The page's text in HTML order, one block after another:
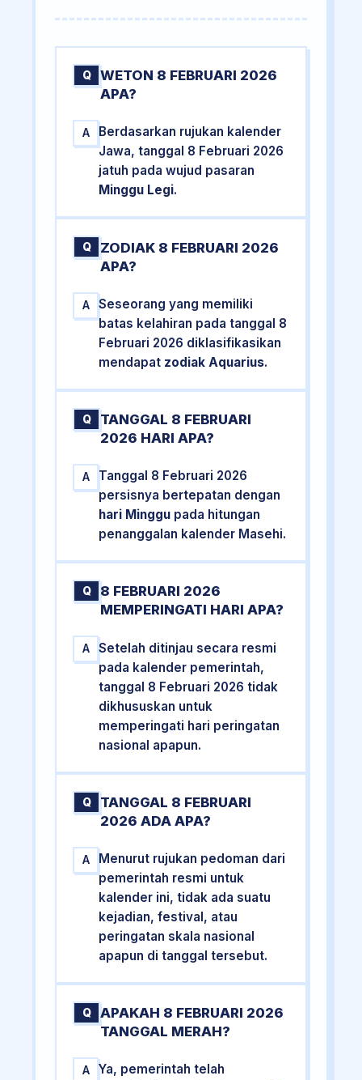
Q
WETON 8 FEBRUARI 2026
APA?
A
Berdasarkan rujukan kalender
Jawa, tanggal 8 Februari 2026
jatuh pada wujud pasaran
Minggu Legi.
Q
ZODIAK 8 FEBRUARI 2026
APA?
A
Seseorang yang memiliki
batas kelahiran pada tanggal 8
Februari 2026 diklasifikasikan
mendapat zodiak Aquarius.
Q
TANGGAL 8 FEBRUARI
2026 HARI APA?
A
Tanggal 8 Februari 2026
persisnya bertepatan dengan
hari Minggu pada hitungan
penanggalan kalender Masehi.
Q
8 FEBRUARI 2026
MEMPERINGATI HARI APA?
A
Setelah ditinjau secara resmi
pada kalender pemerintah,
tanggal 8 Februari 2026 tidak
dikhususkan untuk
memperingati hari peringatan
nasional apapun.
Q
TANGGAL 8 FEBRUARI
2026 ADA APA?
A
Menurut rujukan pedoman dari
pemerintah resmi untuk
kalender ini, tidak ada suatu
kejadian, festival, atau
peringatan skala nasional
apapun di tanggal tersebut.
Q
APAKAH 8 FEBRUARI 2026
TANGGAL MERAH?
A
Ya, pemerintah telah